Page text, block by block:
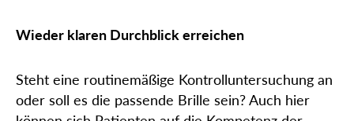
Wieder klaren Durchblick erreichen
Steht eine routinemäßige Kontrolluntersuchung an
oder soll es die passende Brille sein? Auch hier